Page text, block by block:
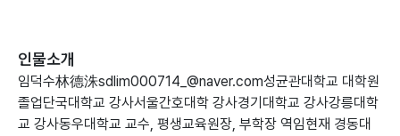
인물소개
임덕수林德洙sdlim000714_@naver.com성균관대학교 대학원
졸업단국대학교 강사서울간호대학 강사경기대학교 강사강릉대학
교 강사동우대학교 교수, 평생교육원장, 부학장 역임현재 경동대